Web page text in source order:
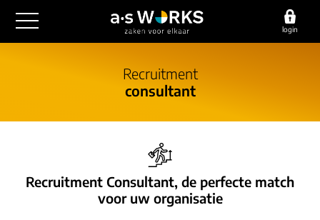
login
outsourcing
financiële administratie
salarisadministratie
HR/payroll traineeship
optimalisatie
overige diensten
werving & selectie
Recruitment
consultant
Recruitment Consultant, de perfecte match
voor uw organisatie